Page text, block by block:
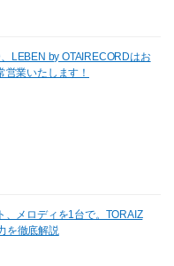
LEBEN by OTAIRECORDはお
営業いたします！
、メロディを1台で。TORAIZ
を徹底解説